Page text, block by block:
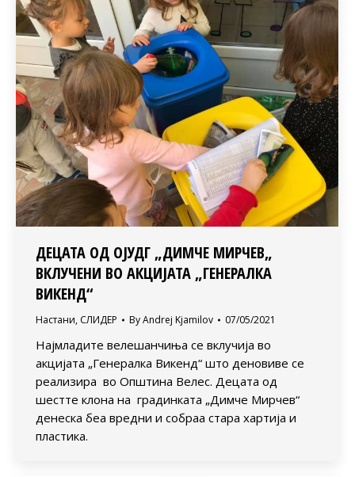
ДЕЦАТА ОД ОЈУДГ „ДИМЧЕ МИРЧЕВ„
ВКЛУЧЕНИ ВО АКЦИЈАТА „ГЕНЕРАЛКА
ВИКЕНД“
Настани, СЛИДЕР ByAndrej Kjamilov 07/05/2021
Најмладите велешанчиња се вклучија во
акцијата „Генералка Викенд“ што деновиве се
реализира во Општина Велес. Децата од
шестте клона на градинката „Димче Мирчев“
денеска беа вредни и собраа стара хартија и
пластика.